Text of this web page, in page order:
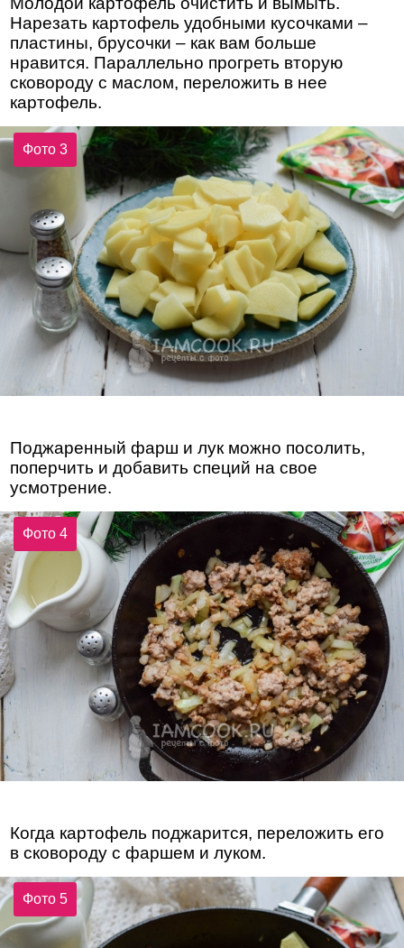
Нарезать картофель удобными кусочками –
пластины, брусочки – как вам больше
нравится. Параллельно прогреть вторую
сковороду с маслом, переложить в нее
картофель.
Фото 3
Поджаренный фарш и лук можно посолить,
поперчить и добавить специй на свое
усмотрение.
Фото 4
Когда картофель поджарится, переложить его
в сковороду с фаршем и луком.
Фото 5